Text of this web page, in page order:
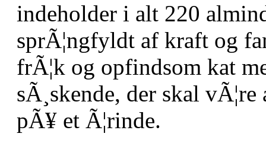
indeholder i alt 220
sprÃ¦ngfyldt af kraft og
frÃ¦k og opfindsom kat
sÃ¸skende, der skal
pÃ¥ et Ã¦rinde.